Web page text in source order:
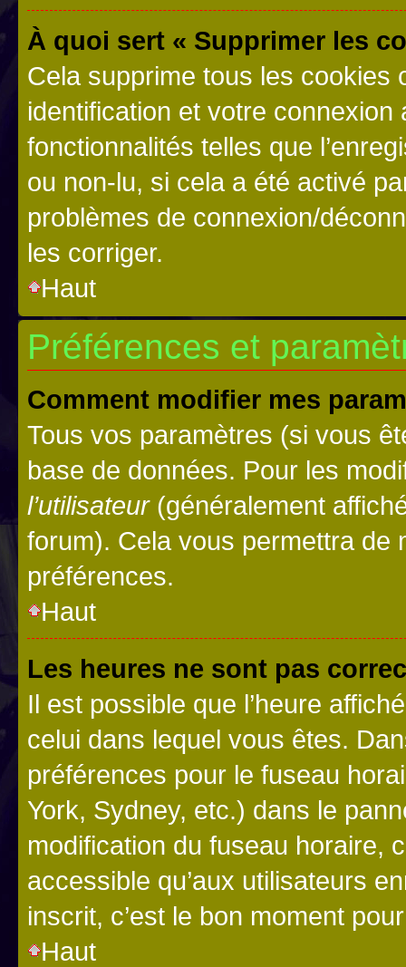
À quoi sert « Supprimer les
Cela supprime tous les cookies
identification et votre
fonctionnalités telles que
ou non-lu, si cela a été activé
problèmes de connexion/
les corriger.
Haut
Préférences et
Comment modifier mes
Tous vos paramètres (si vous
base de données. Pour les
l’utilisateur(généralement
forum). Cela vous permettra de
préférences.
Haut
Les heures ne sont pas
Il est possible que l’heure
celui dans lequel vous êtes.
préférences pour le fuseau
York, Sydney, etc.) dans le
modification du fuseau horaire,
accessible qu’aux utilisateurs
inscrit, c’est le bon moment
Haut